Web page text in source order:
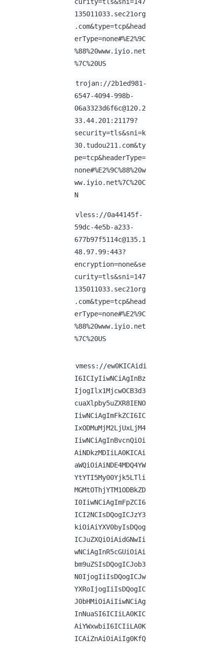
135011033.sec21org
.com&type=tcp&head
erType=none#%E2%9C
%88%20www.iyio.net
%7C%20US
trojan://2b1ed981-
6547-4094-998b-
06a3323d6f6c@120.2
33.44.201 :21179?
security=tls&sni=k
30.tudou211.com&ty
pe=tcp&headerType=
none#%E2%9C%88%20w
ww.iyio.net%7C%20C
N
vless://0a44145f-
59dc-4e5b-a233-
677b97f5114c@135.1
48.97.99:443?
encryption=none&se
curity=tls&sni=147
135011033.sec21org
.com&type=tcp&head
erType=none#%E2%9C
%88%20www.iyio.net
%7C%20US
vmess://ew0KICAidi
I6ICIyIiwNCiAgInBz
IjogIlx1MjcwOCB3d3
cuaXlpby5uZXR8IENO
IiwNCiAgImFkZCI6IC
IxODMuMjM2LjUxLjM4
IiwNCiAgInBvcnQiOi
AiNDkzMDIiLA0KICAi
aWQiOiAiNDE4MDQ4YW
YtYTI5My00Yjk5LTli
MGMtOThjYTM1ODBkZD
I0IiwNCiAgImFpZCI6
ICI2NCIsDQogICJzY3
kiOiAiYXV0byIsDQog
ICJuZXQiOiAidGNwIi
wNCiAgInR5cGUiOiAi
bm9uZSIsDQogICJob3
N0IjogIiIsDQogICJw
YXRoIjogIiIsDQogIC
J0bHMiOiAiIiwNCiAg
InNuaSI6ICIiLA0KIC
AiYWxwbiI6ICIiLA0K
ICAiZnAiOiAiIg0KfQ